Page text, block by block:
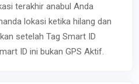
terakhir anabul Anda
lokasi ketika hilang dan
setelah Tag Smart ID
ID ini bukan GPS Aktif.